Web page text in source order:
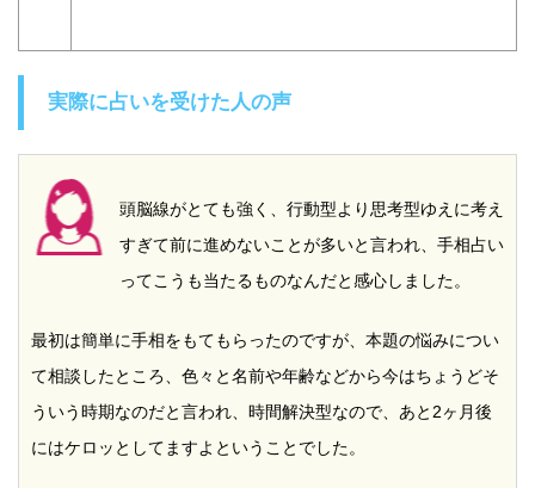
実際に占いを受けた人の声
頭脳線がとても強く、行動型より思考型ゆえに考え
すぎて前に進めないことが多いと言われ、手相占い
ってこうも当たるものなんだと感心しました。
最初は簡単に手相をもてもらったのですが、本題の悩みについ
て相談したところ、色々と名前や年齢などから今はちょうどそ
ういう時期なのだと言われ、時間解決型なので、あと2ヶ月後
にはケロッとしてますよということでした。